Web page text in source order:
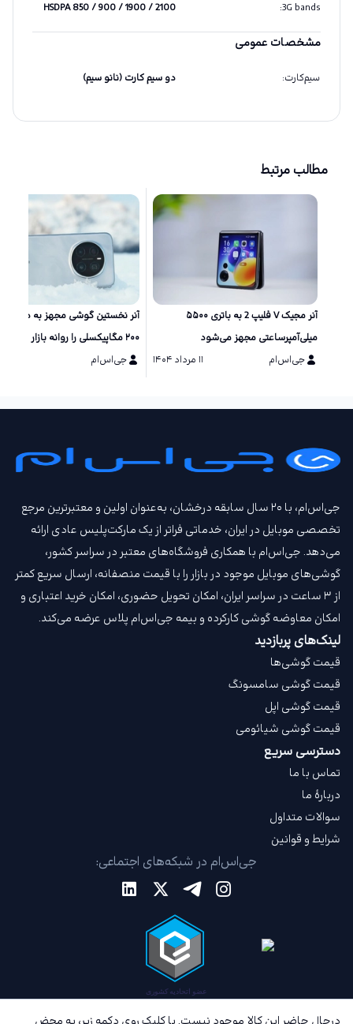
3G bands
:
HSDPA 850 / 900 / 1900 / 2100
مشخصات عمومی
سیم‌کارت: دو سیم کارت (نانو سیم)
مطالب مرتبط
آنر مجیک V فلیپ 2 به باتری ۵۵۰۰
میلی‌آمپرساعتی مجهز می‌شود
جی‌اس‌ام
۱۱ مرداد ۱۴۰۴
آنر نخستین گوشی مجهز به دو
۲۰۰ مگاپیکسلی را روانه بازار می‌کند
جی‌اس‌ام
جی‌اس‌ام، با ۲۰ سال سابقه درخشان، به‌عنوان اولین و معتبرترین مرجع
تخصصی موبایل در ایران، خدماتی فراتر از یک مارکت‌پلیس عادی ارائه
می‌دهد. جی‌اس‌ام با همکاری فروشگاه‌های معتبر در سراسر کشور،
گوشی‌های موبایل موجود در بازار را با قیمت‌ منصفانه، ارسال سریع کمتر
از ۳ ساعت در سراسر ایران، امکان تحویل حضوری، امکان خرید اعتباری و
امکان معاوضه گوشی کارکرده و بیمه جی‌اس‌ام‌ پلاس عرضه می‌کند.
لینک‌های پربازدید
قیمت گوشی‌ها
قیمت گوشی سامسونگ
قیمت گوشی اپل
قیمت گوشی شیائومی
دسترسی سریع
تماس با ما
دربارهٔ ما
سوالات متداول
شرایط و قوانین
جی‌اس‌ام در شبکه‌های اجتماعی: